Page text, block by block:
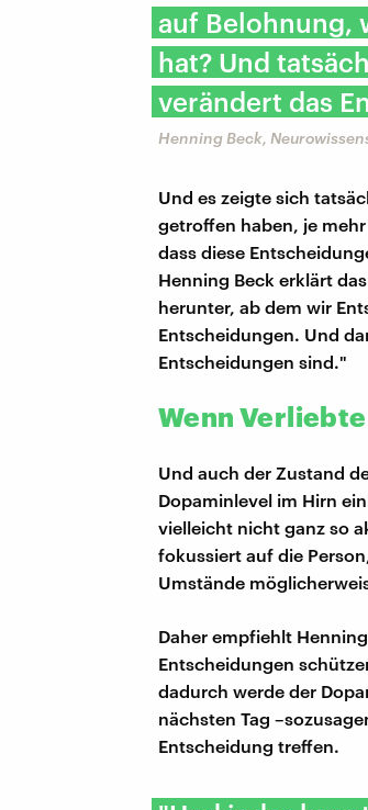
auf Belohnung,
hat? Und
verändert das
Henning Beck,
Und es zeigte sich
getroffen haben, je
dass diese
Henning Beck erklärt
herunter, ab dem wir
Entscheidungen. Und
Entscheidungen sind."
Wenn
Und auch der Zustand
Dopaminlevel im Hirn
vielleicht nicht ganz so
fokussiert auf die
Umstände
Daher empfiehlt
Entscheidungen
dadurch werde der
nächsten Tag
Entscheidung treffen.